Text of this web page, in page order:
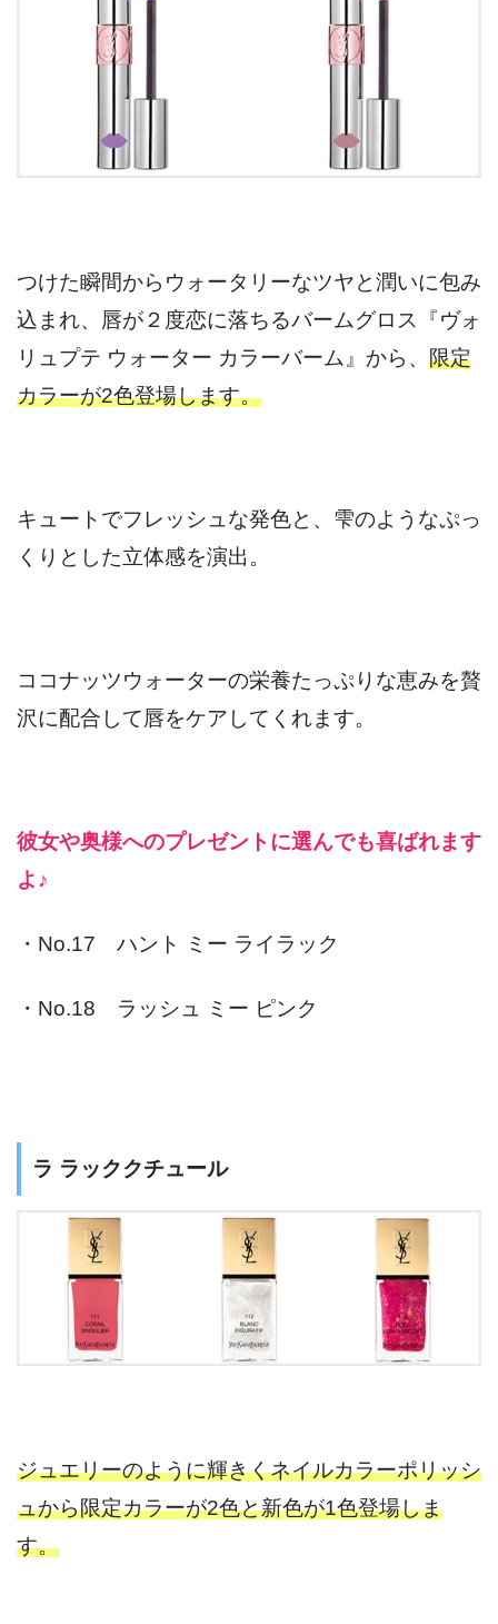
つけた瞬間からウォータリーなツヤと潤いに包み
込まれ、唇が２度恋に落ちるバームグロス『ヴォ
リュプテ ウォーター カラーバーム』から、 限定
カラーが2色登場します。
キュートでフレッシュな発色と、雫のようなぷっ
くりとした立体感を演出。
ココナッツウォーターの栄養たっぷりな恵みを贅
沢に配合して唇をケアしてくれます。
彼女や奥様へのプレゼントに選んでも喜ばれます
よ♪
・No.17 ハント ミー ライラック
・No.18 ラッシュ ミー ピンク
ラ ラッククチュール
ジュエリーのように輝きくネイルカラーポリッシ
ュから限定カラーが2色と新色が1色登場しま
す。